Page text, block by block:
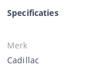
Specificaties
Merk
Cadillac